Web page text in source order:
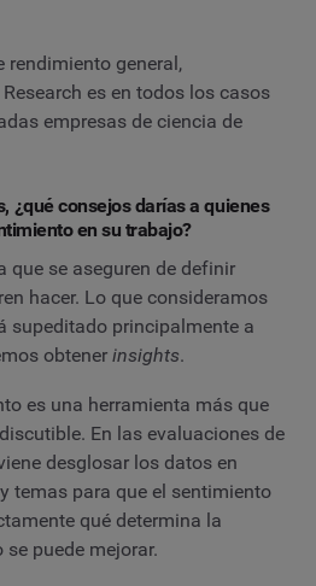
rendimiento general,
es en todos los casos
empresas de ciencia de
¿qué consejos darías a quienes
en su trabajo?
que se aseguren de definir
hacer. Lo que consideramos
supeditado principalmente a
obtener insights.
es una herramienta más que
En las evaluaciones de
desglosar los datos en
temas para que el sentimiento
qué determina la
puede mejorar.